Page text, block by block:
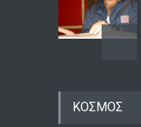
ΚΟΣΜΟΣ